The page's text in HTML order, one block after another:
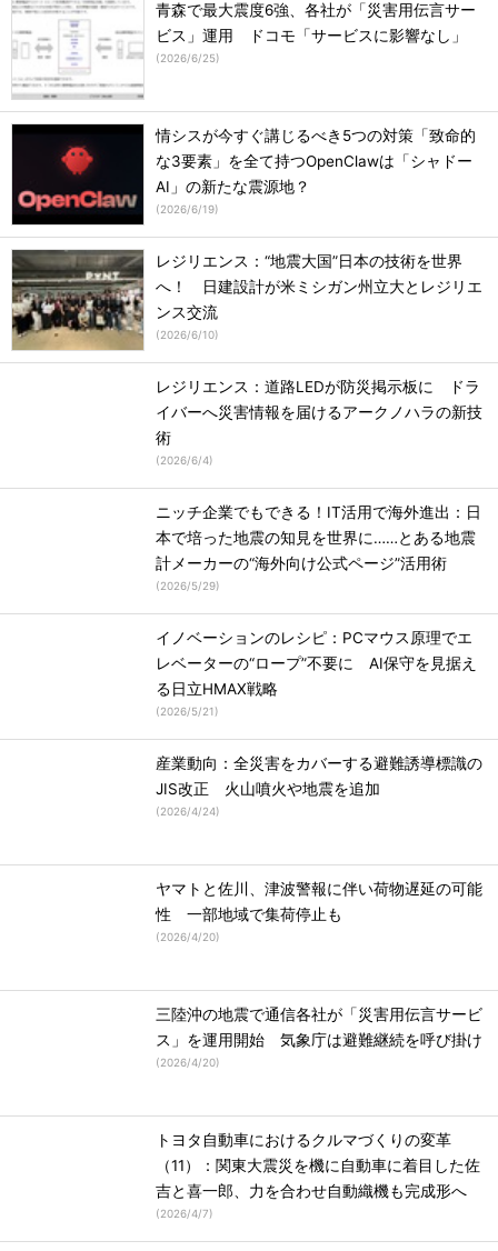
青森で最大震度6強、各社が「災害用伝言サー
ビス」運用 ドコモ「サービスに影響なし」
(2026/6/25)
情シスが今すぐ講じるべき5つの対策「致命的
な3要素」を全て持つOpenClawは「シャドー
AI」の新たな震源地？
(2026/6/19)
レジリエンス：“地震大国”日本の技術を世界
へ！ 日建設計が米ミシガン州立大とレジリエ
ンス交流
(2026/6/10)
レジリエンス：道路LEDが防災掲示板に ドラ
イバーへ災害情報を届けるアークノハラの新技
術
(2026/6/4)
ニッチ企業でもできる！IT活用で海外進出：日
本で培った地震の知見を世界に……とある地震
計メーカーの“海外向け公式ページ”活用術
(2026/5/29)
イノベーションのレシピ：PCマウス原理でエ
レベーターの“ロープ”不要に AI保守を見据え
る日立HMAX戦略
(2026/5/21)
産業動向：全災害をカバーする避難誘導標識の
JIS改正 火山噴火や地震を追加
(2026/4/24)
ヤマトと佐川、津波警報に伴い荷物遅延の可能
性 一部地域で集荷停止も
(2026/4/20)
三陸沖の地震で通信各社が「災害用伝言サービ
ス」を運用開始 気象庁は避難継続を呼び掛け
(2026/4/20)
トヨタ自動車におけるクルマづくりの変革
（11）：関東大震災を機に自動車に着目した佐
吉と喜一郎、力を合わせ自動織機も完成形へ
(2026/4/7)